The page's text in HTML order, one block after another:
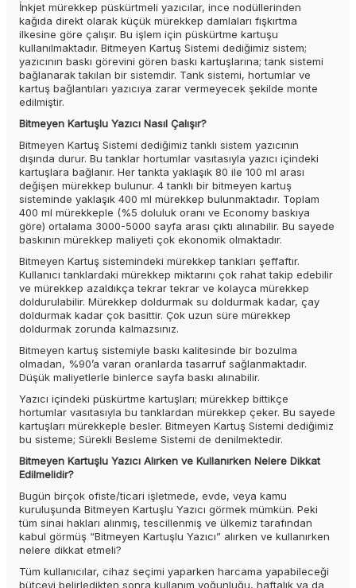
İnkjet mürekkep püskürtmeli yazıcılar, ince nodüllerinden
kağıda direkt olarak küçük mürekkep damlaları fışkırtma
ilkesine göre çalışır. Bu işlem için püskürtme kartuşu
kullanılmaktadır. Bitmeyen Kartuş Sistemi dediğimiz sistem;
yazıcının baskı görevini gören baskı kartuşlarına; tank sistemi
bağlanarak takılan bir sistemdir. Tank sistemi, hortumlar ve
kartuş bağlantıları yazıcıya zarar vermeyecek şekilde monte
edilmiştir.
Bitmeyen Kartuşlu Yazıcı Nasıl Çalışır?
Bitmeyen Kartuş Sistemi dediğimiz tanklı sistem yazıcının
dışında durur. Bu tanklar hortumlar vasıtasıyla yazıcı içindeki
kartuşlara bağlanır. Her tankta yaklaşık 80 ile 100 ml arası
değişen mürekkep bulunur. 4 tanklı bir bitmeyen kartuş
sisteminde yaklaşık 400 ml mürekkep bulunmaktadır. Toplam
400 ml mürekkeple (%5 doluluk oranı ve Economy baskıya
göre) ortalama 3000-5000 sayfa arası çıktı alınabilir. Bu sayede
baskının mürekkep maliyeti çok ekonomik olmaktadır.
Bitmeyen Kartuş sistemindeki mürekkep tankları şeffaftır.
Kullanıcı tanklardaki mürekkep miktarını çok rahat takip edebilir
ve mürekkep azaldıkça tekrar tekrar ve kolayca mürekkep
doldurulabilir. Mürekkep doldurmak su doldurmak kadar, çay
doldurmak kadar çok basittir. Çok uzun süre mürekkep
doldurmak zorunda kalmazsınız.
Bitmeyen kartuş sistemiyle baskı kalitesinde bir bozulma
olmadan, %90’a varan oranlarda tasarruf sağlanmaktadır.
Düşük maliyetlerle binlerce sayfa baskı alınabilir.
Yazıcı içindeki püskürtme kartuşları; mürekkep bittikçe
hortumlar vasıtasıyla bu tanklardan mürekkep çeker. Bu sayede
kartuşları mürekkeple besler. Bitmeyen Kartuş Sistemi dediğimiz
bu sisteme; Sürekli Besleme Sistemi de denilmektedir.
Bitmeyen Kartuşlu Yazıcı Alırken ve Kullanırken Nelere Dikkat
Edilmelidir?
Bugün birçok ofiste/ticari işletmede, evde, veya kamu
kuruluşunda Bitmeyen Kartuşlu Yazıcı görmek mümkün. Peki
tüm sinai hakları alınmış, tescillenmiş ve ülkemiz tarafından
kabul görmüş “Bitmeyen Kartuşlu Yazıcı” alırken ve kullanırken
nelere dikkat etmeli?
Tüm kullanıcılar, cihaz seçimi yaparken harcama yapabileceği
bütçeyi belirledikten sonra kullanım yoğunluğu, haftalık ya da